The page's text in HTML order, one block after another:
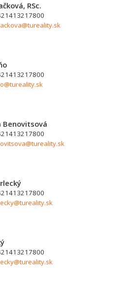
RSc.
Benovitsová